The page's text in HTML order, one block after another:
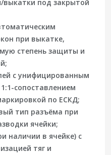
выкатки под закрытой
при выкатке,
степень защиты и
с унифицированным
сопоставлением
по ЕСКД;
тип разъёма при
ячейки;
наличии в ячейке) с
тяг и